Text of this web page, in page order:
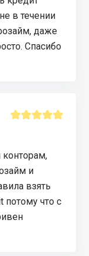
в течении
даже
Спасибо
и
взять
потому что с